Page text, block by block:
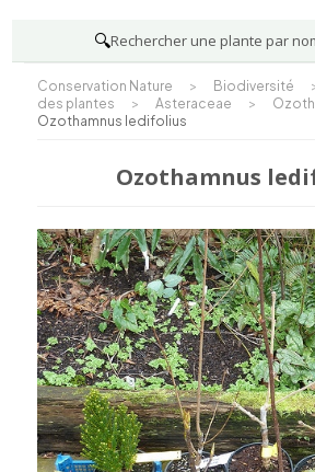
🔍Rechercher une plante par
Conservation Nature > Biodiversité
des plantes
> Asteraceae >
Ozothamnus ledifolius
Ozothamnus